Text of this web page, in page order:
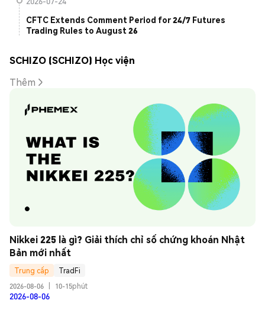
CFTC Extends Comment Period for 24/7 Futures
Trading Rules to August 26
SCHIZO (SCHIZO) Học viện
Thêm
Nikkei 225 là gì? Giải thích chỉ số chứng khoán Nhật
Bản mới nhất
Trung cấp
TradFi
2026-08-06
10-15phút
2026-08-06